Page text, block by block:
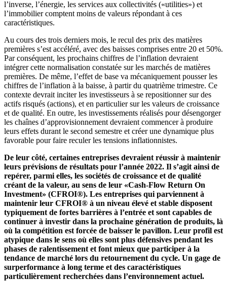
l’inverse, l’énergie, les services aux collectivités («utilities») et
l’immobilier comptent moins de valeurs répondant à ces
caractéristiques.
Au cours des trois derniers mois, le recul des prix des matières
premières s’est accéléré, avec des baisses comprises entre 20 et 50%.
Par conséquent, les prochains chiffres de l’inflation devraient
intégrer cette normalisation constatée sur les marchés de matières
premières. De même, l’effet de base va mécaniquement pousser les
chiffres de l’inflation à la baisse, à partir du quatrième trimestre. Ce
contexte devrait inciter les investisseurs à se repositionner sur des
actifs risqués (actions), et en particulier sur les valeurs de croissance
et de qualité. En outre, les investissements réalisés pour désengorger
les chaînes d’approvisionnement devraient commencer à produire
leurs effets durant le second semestre et créer une dynamique plus
favorable pour faire reculer les tensions inflationnistes.
De leur côté, certaines entreprises devraient réussir à maintenir
leurs prévisions de résultats pour l’année 2022. Il s’agit ainsi de
repérer, parmi elles, les sociétés de croissance et de qualité
créant de la valeur, au sens de leur «Cash-Flow Return On
Investment» (CFROI®). Les entreprises qui parviennent à
maintenir leur CFROI® à un niveau élevé et stable disposent
typiquement de fortes barrières à l’entrée et sont capables de
continuer à investir dans la prochaine génération de produits, là
où la compétition est forcée de baisser le pavillon. Leur profil est
atypique dans le sens où elles sont plus défensives pendant les
phases de ralentissement et font mieux que participer à la
tendance de marché lors du retournement du cycle. Un gage de
surperformance à long terme et des caractéristiques
particulièrement recherchées dans l’environnement actuel.